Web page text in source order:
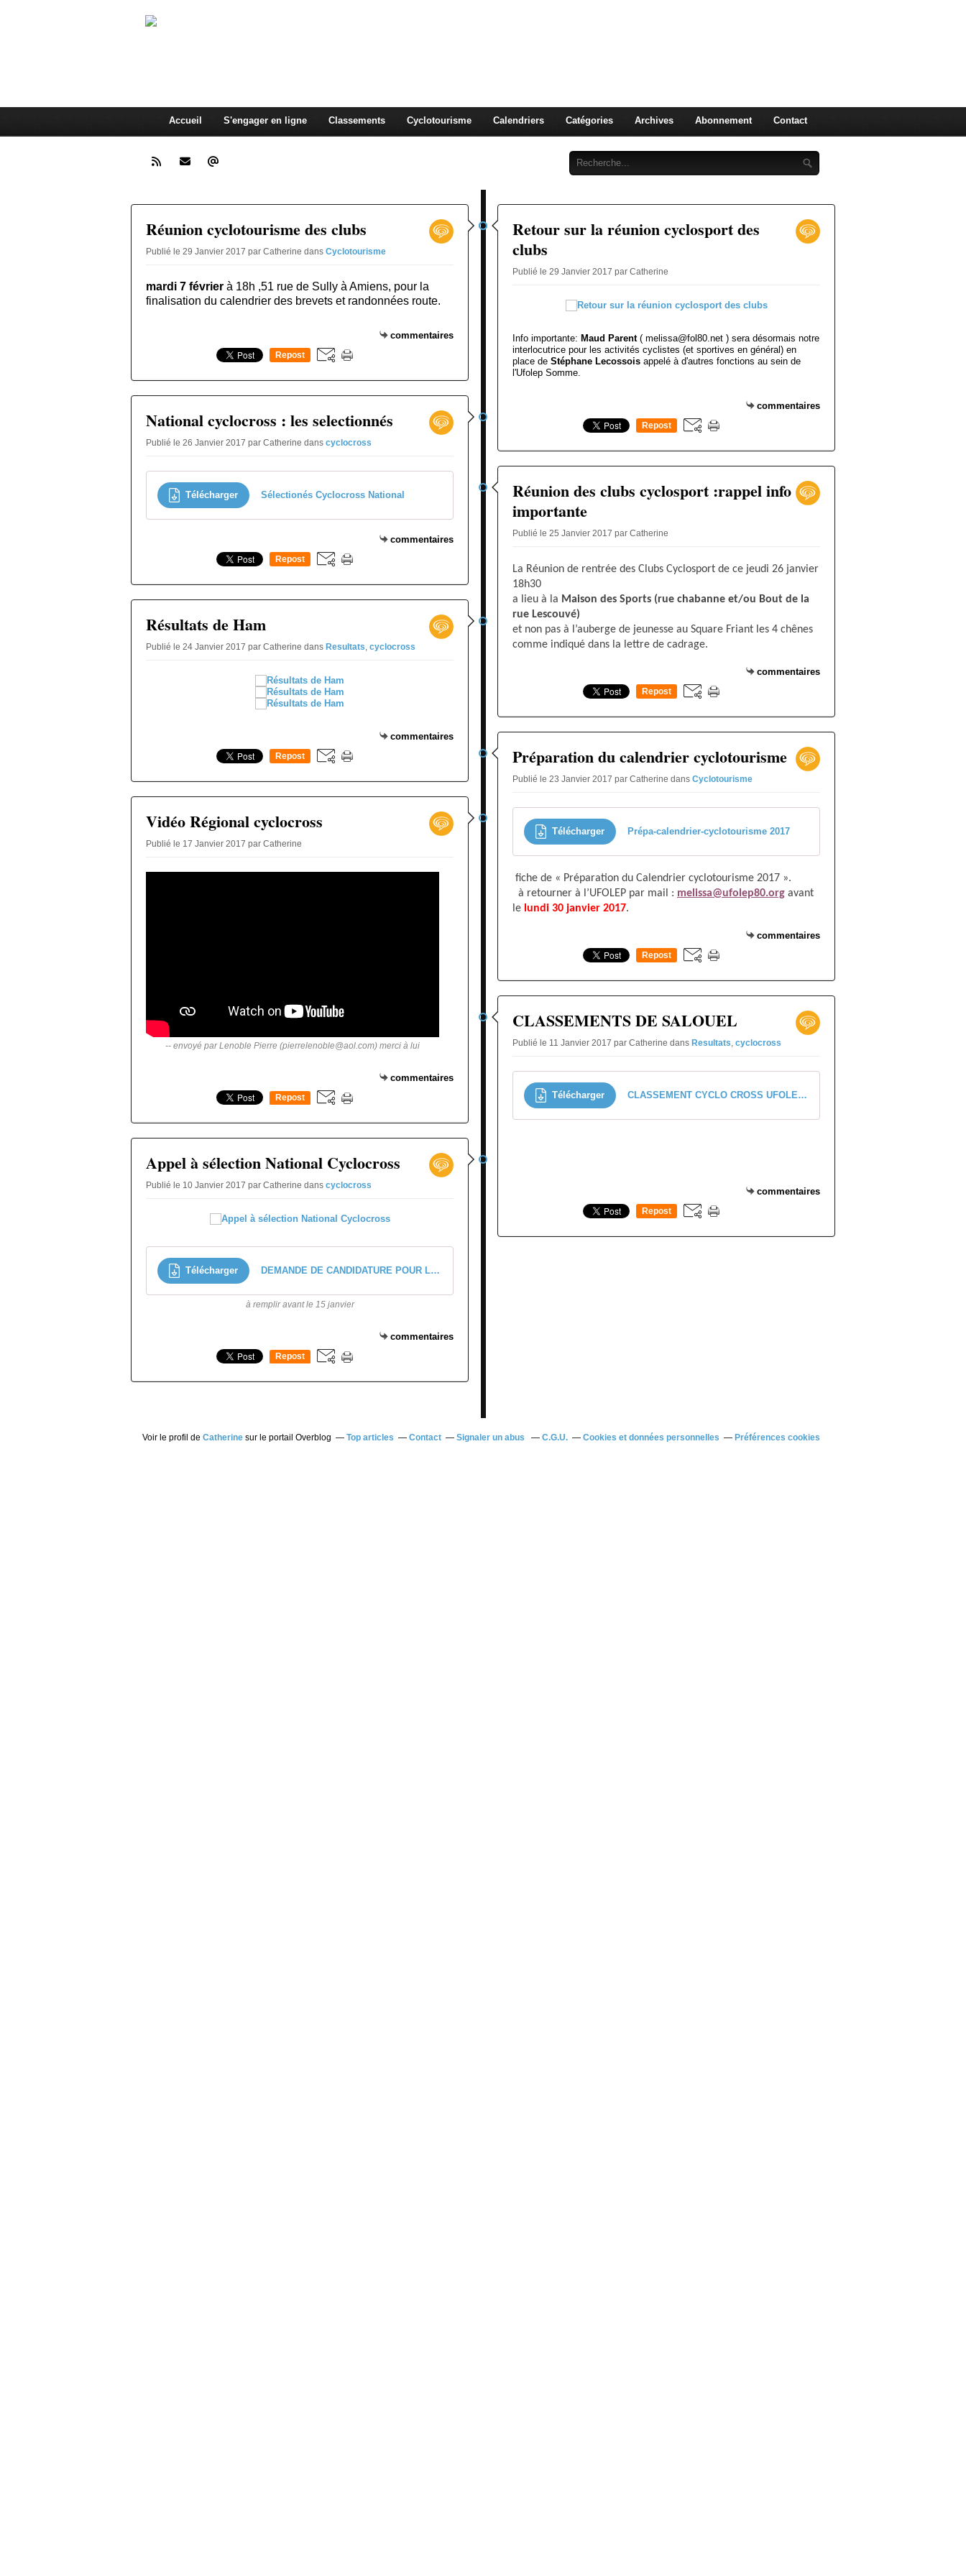
Accueil S'engager en ligne Classements Cyclotourisme Calendriers Catégories Archives Abonnement Contact
Réunion cyclotourisme des clubs
Publié le 29 Janvier 2017 par Catherine dans Cyclotourisme
mardi 7 février à 18h ,51 rue de Sully à Amiens, pour la
finalisation du calendrier des brevets et randonnées route.
commentaires
Repost
National cyclocross : les selectionnés
Publié le 26 Janvier 2017 par Catherine dans cyclocross
Télécharger Sélectionés Cyclocross National
commentaires
Repost
Résultats de Ham
Publié le 24 Janvier 2017 par Catherine dans Resultats cyclocross
commentaires
Repost
Vidéo Régional cyclocross
Publié le 17 Janvier 2017 par Catherine
-- envoyé par Lenoble Pierre (pierrelenoble@aol.com) merci à lui
commentaires
Repost
Appel à sélection National Cyclocross
Publié le 10 Janvier 2017 par Catherine dans cyclocross
Télécharger DEMANDE DE CANDIDATURE POUR LE NATIONAL CYCLO-CROSS UFOLEP LIMOGES doc
à remplir avant le 15 janvier
commentaires
Repost
Retour sur la réunion cyclosport des
clubs
Publié le 29 Janvier 2017 par Catherine
Info importante: Maud Parent ( melissa@fol80.net ) sera désormais notre
interlocutrice pour les activités cyclistes (et sportives en général) en
place de Stéphane Lecossois appelé à d'autres fonctions au sein de
l'Ufolep Somme.
commentaires
Repost
Réunion des clubs cyclosport :rappel info
importante
Publié le 25 Janvier 2017 par Catherine
La Réunion de rentrée des Clubs Cyclosport de ce jeudi 26 janvier
18h30
a lieu à la Maison des Sports (rue chabanne et/ou Bout de la
rue Lescouvé)
et non pas à l’auberge de jeunesse au Square Friant les 4 chênes
comme indiqué dans la lettre de cadrage.
commentaires
Repost
Préparation du calendrier cyclotourisme
Publié le 23 Janvier 2017 par Catherine dans Cyclotourisme
Télécharger Prépa-calendrier-cyclotourisme 2017
fiche de « Préparation du Calendrier cyclotourisme 2017 ».
à retourner à l’UFOLEP par mail : melissa@ufolep80.org avant
le lundi 30 janvier 2017.
commentaires
Repost
CLASSEMENTS DE SALOUEL
Publié le 11 Janvier 2017 par Catherine dans Resultats cyclocross
Télécharger CLASSEMENT CYCLO CROSS UFOLEP 08 JANVIER 2017
commentaires
Repost
Voir le profil de Catherinesur le portail Overblog Top articles Contact Signaler un abus C.G.U. Cookies et données personnelles Préférences cookies